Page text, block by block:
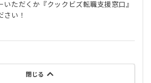
いただくか『クックビズ転職支援窓口』
さい！
閉じる